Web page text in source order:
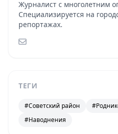
Журналист с многолетним
Специализируется на
репортажах.
ТЕГИ
#Советский район
#Наводнения